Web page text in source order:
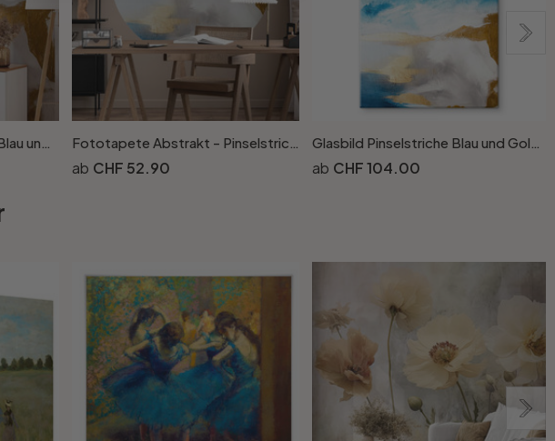
Fototapete Pinselstriche Blau und Gold - Abstrakte Tapete - Haniff Fototapete Abstrakt - Pinselstriche Blau und Gold - Rund - Haniff - Selbstklebend/Vlies
CHF 52.90
Glasbild Pinselstriche Blau und Gold - Haniff
CHF 104.00